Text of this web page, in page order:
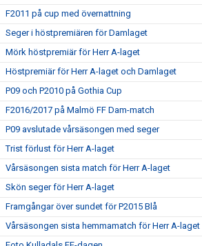
F2011 på cup med övernattning
Seger i höstpremiären för Damlaget
Mörk höstpremiär för Herr A-laget
Höstpremiär för Herr A-laget och Damlaget
P09 och P2010 på Gothia Cup
F2016/2017 på Malmö FF Dam-match
P09 avslutade vårsäsongen med seger
Trist förlust för Herr A-laget
Vårsäsongen sista match för Herr A-laget
Skön seger för Herr A-laget
Framgångar över sundet för P2015 Blå
Vårsäsongen sista hemmamatch för Herr A-laget